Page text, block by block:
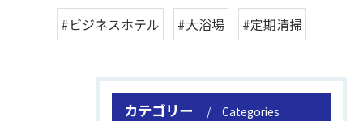
#ビジネスホテル #大浴場 #定期清掃
カテゴリー Categories